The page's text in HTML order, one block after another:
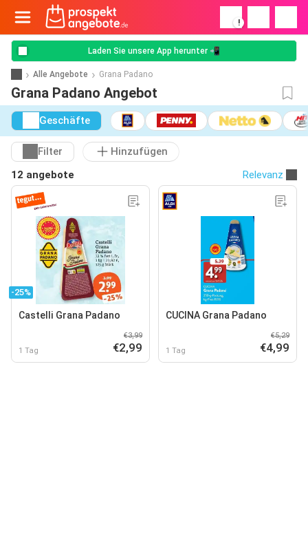
!
Laden Sie unsere App herunter 📲
Alle Angebote Grana Padano
Grana Padano Angebot
Geschäfte
Filter
Hinzufügen
12 angebote
Relevanz
-25%
Castelli Grana Padano
1 Tag
€3,99
€2,99
CUCINA Grana Padano
1 Tag
€5,29
€4,99